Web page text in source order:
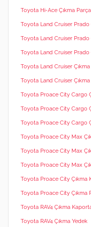
Toyota Hi-Ace Çıkma Parça
Toyota Land Cruiser Prado
Toyota Land Cruiser Prado
Toyota Land Cruiser Prado
Toyota Land Cruiser
Toyota Land Cruiser
Toyota Proace City Cargo
Toyota Proace City Cargo
Toyota Proace City Cargo
Toyota Proace City Max
Toyota Proace City Max
Toyota Proace City Max
Toyota Proace City Çıkma
Toyota Proace City Çıkma
Toyota RAV4 Çıkma
Toyota RAV4 Çıkma Yedek